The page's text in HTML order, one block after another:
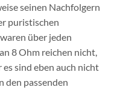
seinen Nachfolgern
puristischen
über jeden
8 Ohm reichen nicht,
es sind eben auch nicht
den passenden